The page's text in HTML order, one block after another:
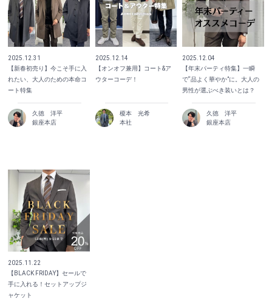
2025.12.31
【新春初売り】今こそ手に入
れたい、大人のための本命コ
ート特集
久徳 洋平
銀座本店
2025.12.14
【オンオフ兼用】コート&ア
ウターコーデ！
榎本 光希
本社
2025.12.04
【年末パーティ特集】一瞬
で“品よく華やか”に。大人の
男性が選ぶべき装いとは？
久徳 洋平
銀座本店
2025.11.22
【BLACK FRIDAY】セールで
手に入れる！セットアップジ
ャケット